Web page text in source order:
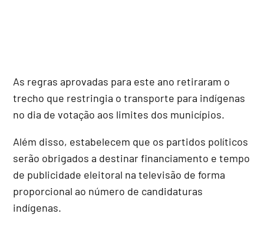
As regras aprovadas para este ano retiraram o
trecho que restringia o transporte para indígenas
no dia de votação aos limites dos municípios.
Além disso, estabelecem que os partidos políticos
serão obrigados a destinar financiamento e tempo
de publicidade eleitoral na televisão de forma
proporcional ao número de candidaturas
indígenas.